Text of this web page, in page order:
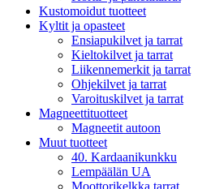
Kustomoidut tuotteet
Kyltit ja opasteet
Ensiapukilvet ja tarrat
Kieltokilvet ja tarrat
Liikennemerkit ja tarrat
Ohjekilvet ja tarrat
Varoituskilvet ja tarrat
Magneettituotteet
Magneetit autoon
Muut tuotteet
40. Kardaanikunkku
Lempäälän UA
Moottorikelkka tarrat